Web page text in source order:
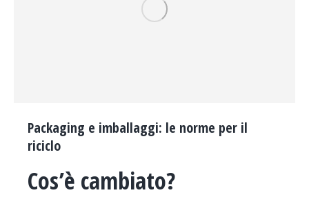
Packaging e imballaggi: le norme per il
riciclo
Cos’è cambiato?